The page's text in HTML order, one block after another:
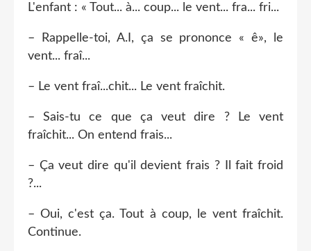
L'enfant : « Tout... à... coup... le vent... fra... fri...
– Rappelle-toi, A.I, ça se prononce « ê», le
vent... fraî...
– Le vent fraî...chit... Le vent fraîchit.
– Sais-tu ce que ça veut dire ? Le vent
fraîchit... On entend frais...
– Ça veut dire qu'il devient frais ? Il fait froid
?...
– Oui, c'est ça. Tout à coup, le vent fraîchit.
Continue.